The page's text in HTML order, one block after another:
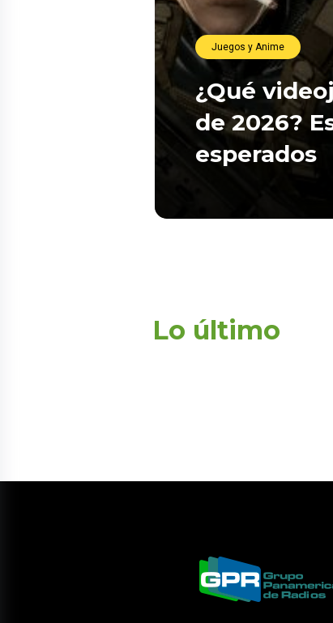
Juegos y Anime
¿Qué
de 2026?
esperados
Lo último